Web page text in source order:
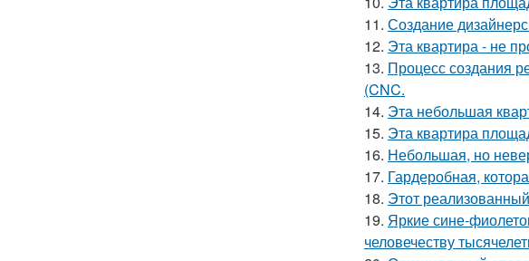
11. Создание
12. Эта квартира - не
13. Процесс создания
(CNC.
14. Эта небольшая
15. Эта квартира
16. Небольшая, но
17. Гардеробная,
18. Этот
19. Яркие сине-
человечеству